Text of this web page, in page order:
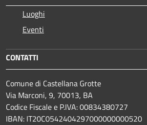
Luoghi
Eventi
CONTATTI
Comune di Castellana Grotte
Via Marconi, 9, 70013, BA
Codice Fiscale e P.IVA: 00834380727
IBAN: IT20C0542404297000000000520